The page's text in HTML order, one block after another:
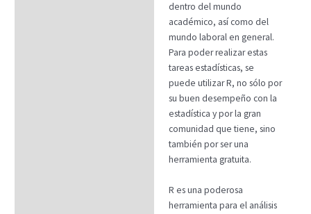
dentro del mundo
académico, así como del
mundo laboral en general.
Para poder realizar estas
tareas estadísticas, se
puede utilizar R, no sólo por
su buen desempeño con la
estadística y por la gran
comunidad que tiene, sino
también por ser una
herramienta gratuita.
R es una poderosa
herramienta para el análisis